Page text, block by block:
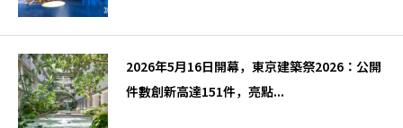
2026年5月16日開幕，東京建築祭2026：公開
件數創新高達151件，亮點...